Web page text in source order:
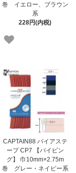
巻 イエロー、ブラウン
系
228円(内税)
CAPTAIN88 バイアステ
ープ CP7 【パイピン
グ】 巾10mm×2.75m
巻 グレー・ネイビー系